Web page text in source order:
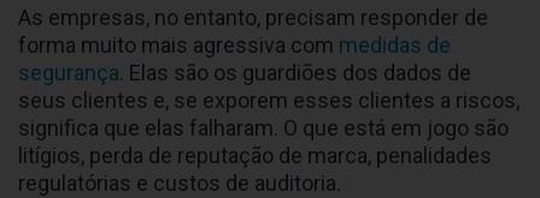
As empresas, no entanto, precisam responder de
forma muito mais agressiva com medidas de
segurança. Elas são os guardiões dos dados de
seus clientes e, se exporem esses clientes a riscos,
significa que elas falharam. O que está em jogo são
litígios, perda de reputação de marca, penalidades
regulatórias e custos de auditoria.